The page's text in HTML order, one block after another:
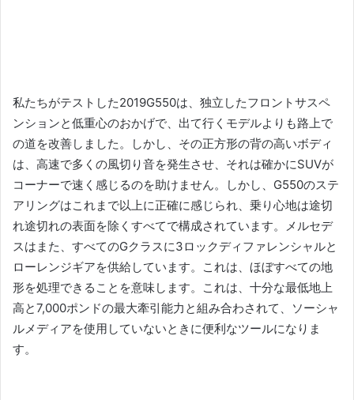
私たちがテストした2019G550は、独立したフロントサスペ
ンションと低重心のおかげで、出て行くモデルよりも路上で
の道を改善しました。
しかし、その正方形の背の高いボディ
は、高速で多くの風切り音を発生させ、それは確かにSUVが
コーナーで速く感じるのを助けません。
しかし、G550のステ
アリングはこれまで以上に正確に感じられ、乗り心地は途切
れ途切れの表面を除くすべてで構成されています。
メルセデ
スはまた、すべてのGクラスに3ロックディファレンシャルと
ローレンジギアを供給しています。これは、ほぼすべての地
形を処理できることを意味します。
これは、十分な最低地上
高と7,000ポンドの最大牽引能力と組み合わされて、ソーシャ
ルメディアを使用していないときに便利なツールになりま
す。